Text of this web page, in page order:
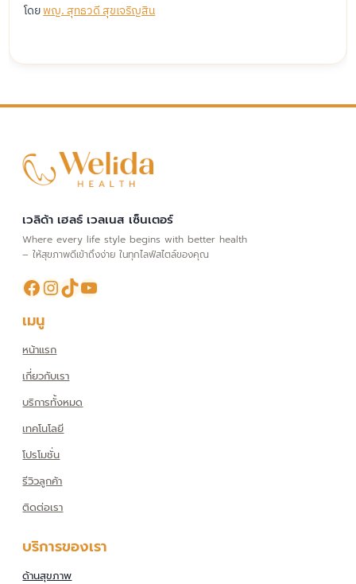
โดยพญ. สุทธวดี สุขเจริญสิน
เวลิด้า เฮลธ์ เวลเนส เซ็นเตอร์
Where every life style begins with better health
– ให้สุขภาพดีเข้าถึงง่าย ในทุกไลฟ์สไตล์ของคุณ
Facebook
Instagram
TikTokYouTube
เมนู
หน้าแรก
เกี่ยวกับเรา
บริการทั้งหมด
เทคโนโลยี
โปรโมชั่น
รีวิวลูกค้า
ติดต่อเรา
บริการของเรา
ด้านสุขภาพ